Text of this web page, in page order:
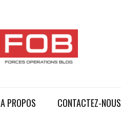
A PROPOS CONTACTEZ-NOUS